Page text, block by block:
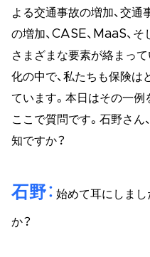
よる交通事故の増加、交
の増加、CASE、MaaS、そ
さまざまな要素が絡まっ
化の中で、私たちも保険は
ています。本日はその一例
ここで質問です。石野さん
知ですか？
石野 始めて耳にしまし
か？